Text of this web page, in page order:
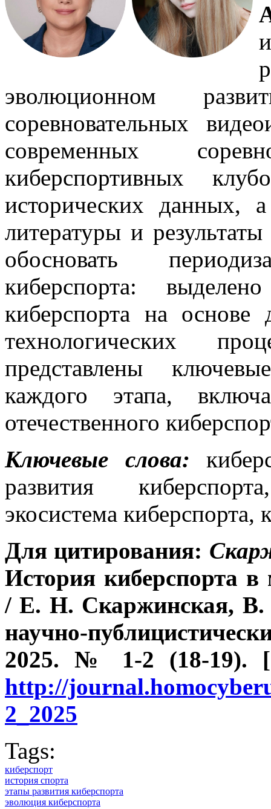
эволюционном
соревновательных
современных
киберспортивных
исторических данных,
литературы и
обосновать
киберспорта:
киберспорта на
технологических
представлены
каждого этапа,
отечественного
Ключевые слова:
развития
экосистема киберспорта,
Для цитирования:
История киберспорта
/ Е. Н. Скаржинская, В.
научно-
2025. № 1-2 (18-19).
http://
2_2025
Tags:
киберспорт
история спорта
этапы развития киберспорта
эволюция киберспорта